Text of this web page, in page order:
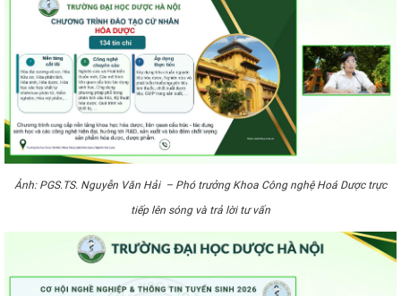
Ảnh: PGS.TS. Nguyễn Văn Hải – Phó trưởng Khoa Công nghệ Hoá Dược trực
tiếp lên sóng và trả lời tư vấn